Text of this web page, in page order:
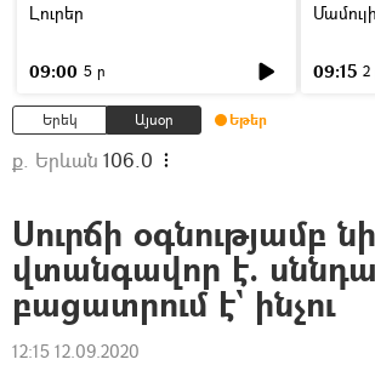
Լուրեր
09:00 5 ր 09:15 2
Երեկ Այսօր Եթեր
ք. Երևան 106.0
Սուրճի օգնությամբ
վտանգավոր է.
բացատրում է` ինչու
12:15 12.09.2020